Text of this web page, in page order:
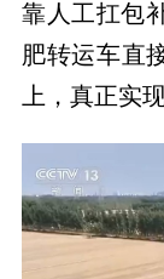
靠人工扛包
肥转运车直
上，真正实